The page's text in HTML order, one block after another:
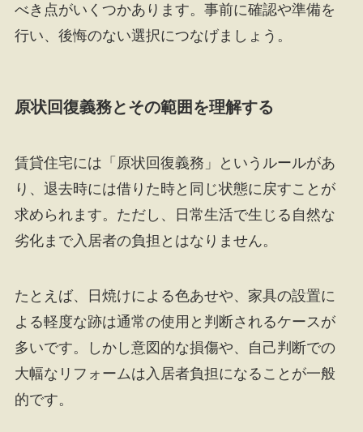
べき点がいくつかあります。事前に確認や準備を
行い、後悔のない選択につなげましょう。
原状回復義務とその範囲を理解する
賃貸住宅には「原状回復義務」というルールがあ
り、退去時には借りた時と同じ状態に戻すことが
求められます。ただし、日常生活で生じる自然な
劣化まで入居者の負担とはなりません。
たとえば、日焼けによる色あせや、家具の設置に
よる軽度な跡は通常の使用と判断されるケースが
多いです。しかし意図的な損傷や、自己判断での
大幅なリフォームは入居者負担になることが一般
的です。